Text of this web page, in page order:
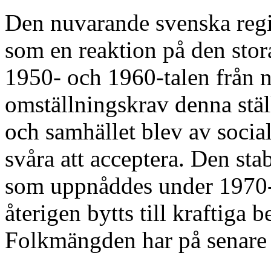
Den nuvarande svenska
som en reaktion på den
1950- och 1960-talen från
omställningskrav denna
och samhället blev av
svåra att acceptera. Den
som uppnåddes under
återigen bytts till kraftiga
Folkmängden har på